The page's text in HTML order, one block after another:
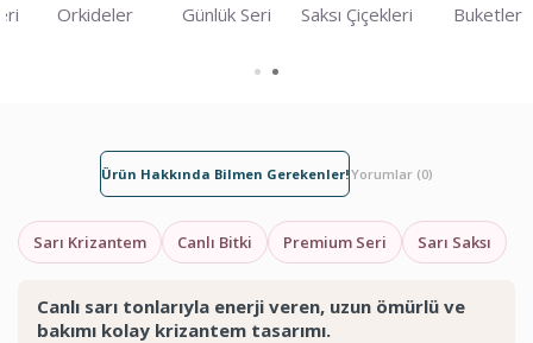
Orkideler Günlük Seri Saksı Çiçekleri Buketler
Ürün Hakkında Bilmen Gerekenler!Yorumlar (0)
Sarı Krizantem Canlı Bitki Premium Seri Sarı Saksı
Canlı sarı tonlarıyla enerji veren, uzun ömürlü ve
bakımı kolay krizantem tasarımı.